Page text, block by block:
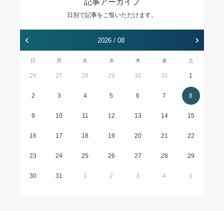
記事アーカイブ
日別で記事をご覧いただけます。
‹ 2026 / 08 ›
日 月 火 水 木 金 土
26 27 28 29 30 31 1
2 3 4 5 6 7 8
9 10 11 12 13 14 15
16 17 18 19 20 21 22
23 24 25 26 27 28 29
30 31 1 2 3 4 5